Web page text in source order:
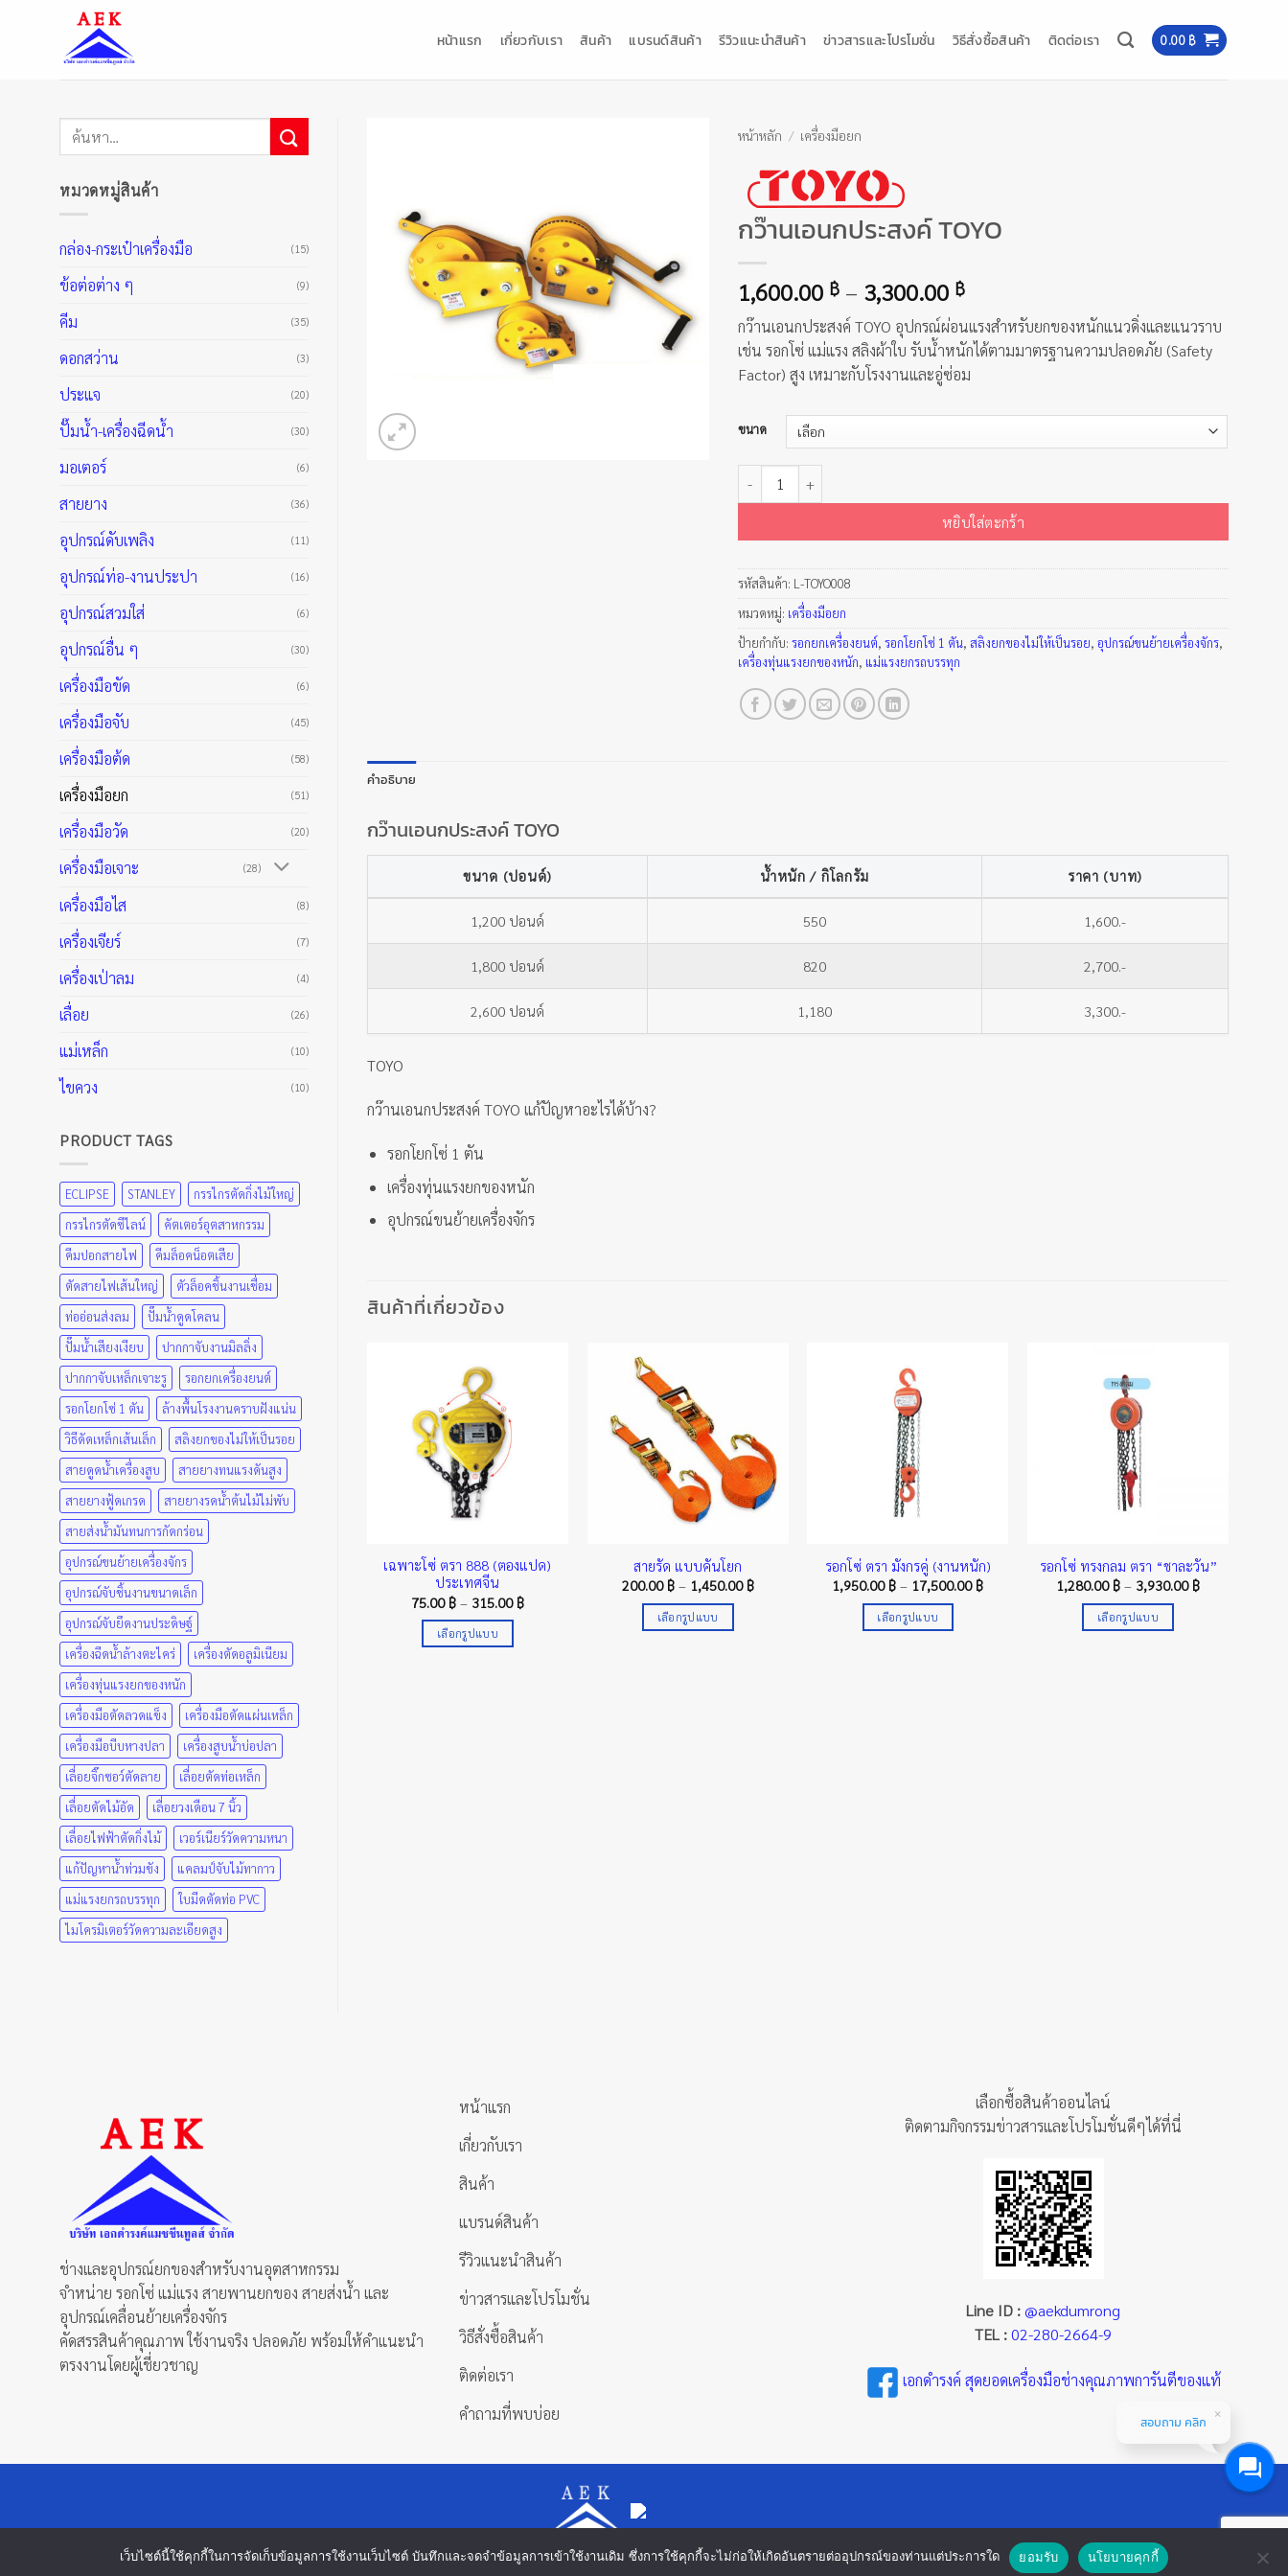
หน้าแรก เกี่ยวกับเรา สินค้า แบรนด์สินค้า รีวิวแนะนำสินค้า ข่าวสารและโปรโมชั่น วิธีสั่งซื้อสินค้า ติดต่อเรา 0.00 ฿
ค้นหา:
หมวดหมู่สินค้า
กล่อง-กระเป๋าเครื่องมือ (15)
ข้อต่อต่าง ๆ (9)
คีม (35)
ดอกสว่าน (3)
ประแจ (20)
ปั๊มน้ำ-เครื่องฉีดน้ำ (30)
มอเตอร์ (6)
สายยาง (36)
อุปกรณ์ดับเพลิง (11)
อุปกรณ์ท่อ-งานประปา (16)
อุปกรณ์สวมใส่ (6)
อุปกรณ์อื่น ๆ (30)
เครื่องมือขัด (6)
เครื่องมือจับ (45)
เครื่องมือต้ด (58)
เครื่องมือยก (51)
เครื่องมือวัด (20)
เครื่องมือเจาะ (28)
เครื่องมือไส (8)
เครื่องเจียร์ (7)
เครื่องเป่าลม (4)
เลื่อย (26)
แม่เหล็ก (10)
ไขควง (10)
PRODUCT TAGS
ECLIPSE STANLEY
กรรไกรตัดกิ่งไม้ใหญ่
กรรไกรตัดซีไลน์
คัตเตอร์อุตสาหกรรม
คีมปอกสายไฟ
คีมล็อคน็อตเสีย
ตัดสายไฟเส้นใหญ่
ตัวล็อคชิ้นงานเชื่อม
ท่ออ่อนส่งลม
ปั๊มน้ำดูดโคลน
ปั๊มน้ำเสียงเงียบ
ปากกาจับงานมิลลิ่ง
ปากกาจับเหล็กเจาะรู
รอกยกเครื่องยนต์
รอกโยกโซ่ 1 ตัน
ล้างพื้นโรงงานคราบฝังแน่น
วิธีดัดเหล็กเส้นเล็ก
สลิงยกของไม่ให้เป็นรอย
สายดูดน้ำเครื่องสูบ
สายยางทนแรงดันสูง
สายยางฟู้ดเกรด
สายยางรดน้ำต้นไม้ไม่พับ
สายส่งน้ำมันทนการกัดกร่อน
อุปกรณ์ขนย้ายเครื่องจักร
อุปกรณ์จับชิ้นงานขนาดเล็ก
อุปกรณ์จับยึดงานประดิษฐ์
เครื่องฉีดน้ำล้างตะไคร่
เครื่องตัดอลูมิเนียม
เครื่องทุ่นแรงยกของหนัก
เครื่องมือตัดลวดแข็ง
เครื่องมือตัดแผ่นเหล็ก
เครื่องมือบีบหางปลา
เครื่องสูบน้ำบ่อปลา
เลื่อยจิ๊กซอว์ตัดลาย
เลื่อยตัดท่อเหล็ก
เลื่อยตัดไม้อัด
เลื่อยวงเดือน 7 นิ้ว
เลื่อยไฟฟ้าตัดกิ่งไม้
เวอร์เนียร์วัดความหนา
แก้ปัญหาน้ำท่วมขัง
แคลมป์จับไม้ทากาว
แม่แรงยกรถบรรทุก
ใบมีดตัดท่อ PVC
ไมโครมิเตอร์วัดความละเอียดสูง
หน้าหลัก / เครื่องมือยก
กว๊านเอนกประสงค์ TOYO
1,600.00 ฿ – 3,300.00 ฿Price
range:
1,600.00 ฿
through
3,300.00 ฿
กว๊านเอนกประสงค์ TOYO อุปกรณ์ผ่อนแรงสำหรับยกของหนักแนวดิ่งและแนวราบ
เช่น รอกโซ่ แม่แรง สลิงผ้าใบ รับน้ำหนักได้ตามมาตรฐานความปลอดภัย (Safety
Factor) สูง เหมาะกับโรงงานและอู่ซ่อม
ขนาด
หยิบใส่ตะกร้า
รหัสสินค้า: L-TOYO008
หมวดหมู่: เครื่องมือยก
ป้ายกำกับ:รอกยกเครื่องยนต์,รอกโยกโซ่ 1 ตัน,สลิงยกของไม่ให้เป็นรอย,อุปกรณ์ขนย้ายเครื่องจักร,
เครื่องทุ่นแรงยกของหนัก, แม่แรงยกรถบรรทุก
คำอธิบาย
กว๊านเอนกประสงค์ TOYO
ขนาด (ปอนด์) น้ำหนัก / กิโลกรัม ราคา (บาท)
1,200 ปอนด์ 550 1,600.-
1,800 ปอนด์ 820 2,700.-
2,600 ปอนด์ 1,180 3,300.-
TOYO
กว๊านเอนกประสงค์ TOYO แก้ปัญหาอะไรได้บ้าง?
รอกโยกโซ่ 1 ตัน
เครื่องทุ่นแรงยกของหนัก
อุปกรณ์ขนย้ายเครื่องจักร
สินค้าที่เกี่ยวข้อง
เฉพาะโซ่ ตรา 888 (ตองแปด)
ประเทศจีน
75.00 ฿ – 315.00 ฿Price
เลือกรูปแบบ
สายรัด แบบคันโยก
200.00 ฿ – 1,450.00 ฿Price
เลือกรูปแบบ
รอกโซ่ ตรา มังกรคู่ (งานหนัก)
1,950.00 ฿ – 17,500.00 ฿Price
เลือกรูปแบบ
รอกโซ่ ทรงกลม ตรา “ชาละวัน”
1,280.00 ฿ – 3,930.00 ฿Price
เลือกรูปแบบ
ขอรอกโซ่ โตโย
500.00฿Price
range:
250.00 ฿
through
500.00 ฿
product
multiple
variants.
options
chosen
product
2,500.00
This
product
multiple
variants.
The
options
may
be
chosen
on
the
product
ช่างและอุปกรณ์ยกของสำหรับงานอุตสาหกรรม
จำหน่าย รอกโซ่ แม่แรง สายพานยกของ สายส่งน้ำ และ
อุปกรณ์เคลื่อนย้ายเครื่องจักร
คัดสรรสินค้าคุณภาพ ใช้งานจริง ปลอดภัย พร้อมให้คำแนะนำ
ตรงงานโดยผู้เชี่ยวชาญ
หน้าแรก
เกี่ยวกับเรา
สินค้า
แบรนด์สินค้า
รีวิวแนะนำสินค้า
ข่าวสารและโปรโมชั่น
วิธีสั่งซื้อสินค้า
ติดต่อเรา
คำถามที่พบบ่อย
เลือกซื้อสินค้าออนไลน์
ติดตามกิจกรรมข่าวสารและโปรโมชั่นดีๆได้ที่นี่
Line ID : @aekdumrong
TEL :02-280-2664-9
เอกดำรงค์ สุดยอดเครื่องมือช่างคุณภาพการันตีของแท้
Copyright 2026 ©บริษัท เอกดำรงค์แมชชีนทูลส์ จำกัด
เว็บไซต์นี้ใช้คุกกี้ในการจัดเก็บข้อมูลการใช้งานเว็บไซต์ บันทึกและจดจำข้อมูลการเข้าใช้งานเดิม ซึ่งการใช้คุกกี้จะไม่ก่อให้เกิดอันตรายต่ออุปกรณ์ของท่านแต่ประการใด ยอมรับ นโยบายคุกกี้
สอบถาม คลิก